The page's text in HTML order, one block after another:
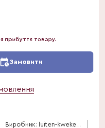
прибуття товару.
Замовити
Виробник: luiten-kwekerij-bv